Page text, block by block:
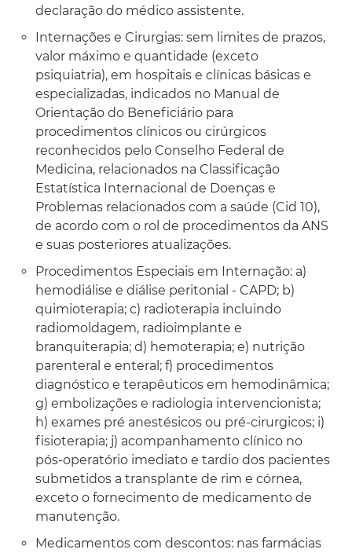
declaração do médico assistente.
Internações e Cirurgias: sem limites de prazos,
valor máximo e quantidade (exceto
psiquiatria), em hospitais e clínicas básicas e
especializadas, indicados no Manual de
Orientação do Beneficiário para
procedimentos clínicos ou cirúrgicos
reconhecidos pelo Conselho Federal de
Medicina, relacionados na Classificação
Estatística Internacional de Doenças e
Problemas relacionados com a saúde (Cid 10),
de acordo com o rol de procedimentos da ANS
e suas posteriores atualizações.
Procedimentos Especiais em Internação: a)
hemodiálise e diálise peritonial - CAPD; b)
quimioterapia; c) radioterapia incluindo
radiomoldagem, radioimplante e
branquiterapia; d) hemoterapia; e) nutrição
parenteral e enteral; f) procedimentos
diagnóstico e terapêuticos em hemodinâmica;
g) embolizações e radiologia intervencionista;
h) exames pré anestésicos ou pré-cirurgicos; i)
fisioterapia; j) acompanhamento clínico no
pós-operatório imediato e tardio dos pacientes
submetidos a transplante de rim e córnea,
exceto o fornecimento de medicamento de
manutenção.
Medicamentos com descontos: nas farmácias